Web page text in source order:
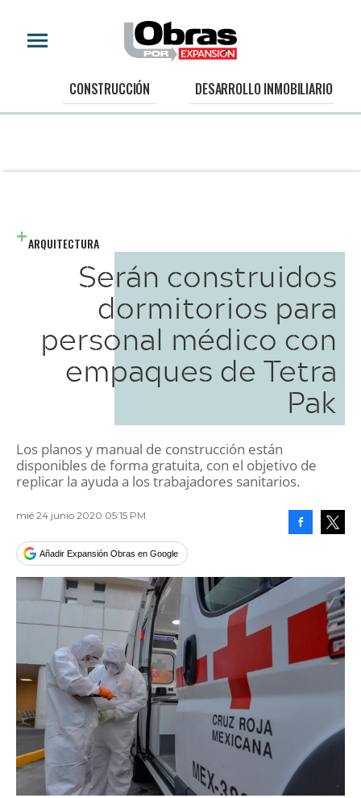
CONSTRUCCIÓN DESARROLLO INMOBILIARIO
ARQUITECTURA
Serán construidos
dormitorios para
personal médico con
empaques de Tetra
Pak
Los planos y manual de construcción están
disponibles de forma gratuita, con el objetivo de
replicar la ayuda a los trabajadores sanitarios.
mié 24 junio 2020 05:15 PM
Añadir Expansión Obras en Google